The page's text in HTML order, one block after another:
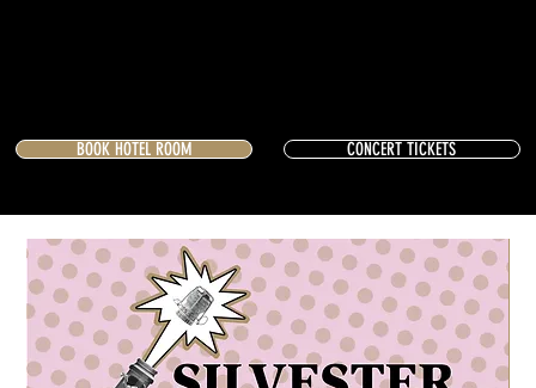
CONCERT TICKETS
BOOK HOTEL ROOM